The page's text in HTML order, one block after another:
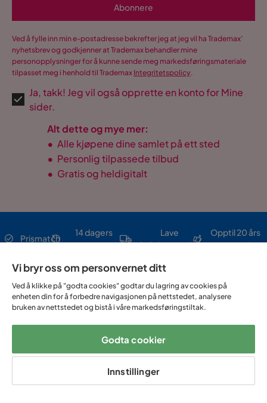
Abonnere
Ved å fylle inn min e-postadresse bekrefter jeg at jeg vil ha Trademax’
nyhetsbrev og godkjenner at Trademax behandler mine
personopplysninger for å kunne sende meg markedsføringsmateriale
tilpasset meg i henhold til Trademax Integritetspolicy.
Ja, takk! Jeg vil også opprette en konto for Mine
sider.
Alt dette og mye mer:
• Alle kjøpene dine samlet på ett sted
• Personlig tilpassede tilbud
• Gratis og heldigitalt
Prismatch
14 dagers
angrerett
Lave
fraktkostnader
Opptil 20 års
garanti
Hjelp & kontakt
Om Trademax
Vi bryr oss om personvernet ditt
Ved å klikke på "godta cookies" godtar du lagring av cookies på
enheten din for å forbedre navigasjonen på nettstedet, analysere
bruken av nettstedet og bistå i våre markedsføringstiltak.
Godta cookier
Innstillinger